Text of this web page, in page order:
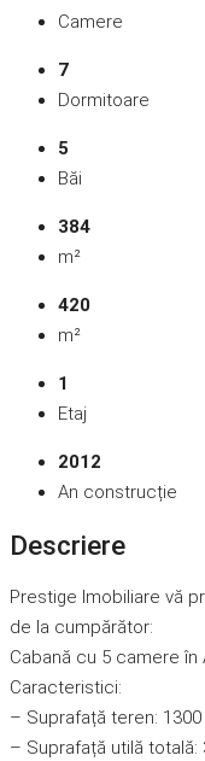
Camere
7
Dormitoare
5
Băi
384
m²
420
m²
1
Etaj
2012
An construcție
Descriere
Prestige Imobiliare vă
de la cumpărător:
Cabană cu 5 camere în
Caracteristici:
– Suprafață teren:
– Suprafață utilă totală: